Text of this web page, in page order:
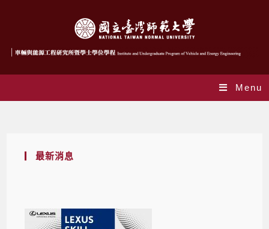
Menu
最新消息